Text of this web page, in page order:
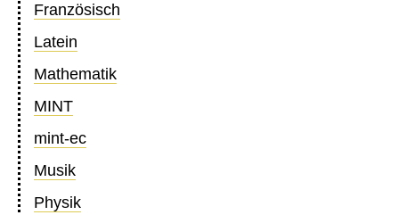
Französisch
Latein
Mathematik
MINT
mint-ec
Musik
Physik